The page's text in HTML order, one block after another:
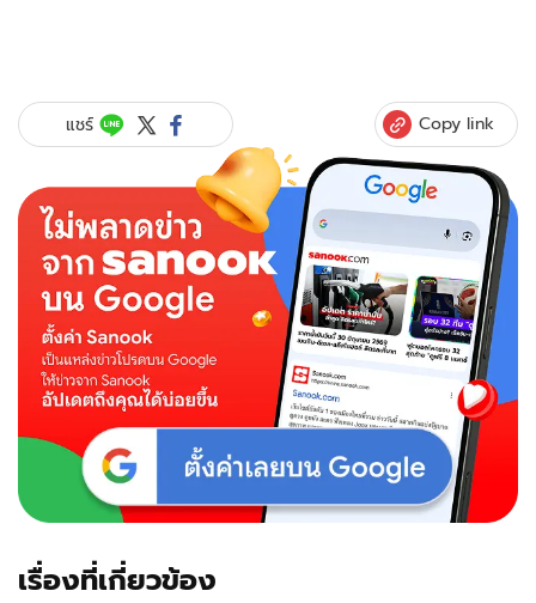
แชร์ Copy link
เรื่องที่เกี่ยวข้อง